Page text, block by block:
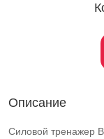
Описание
Силовой тренажер